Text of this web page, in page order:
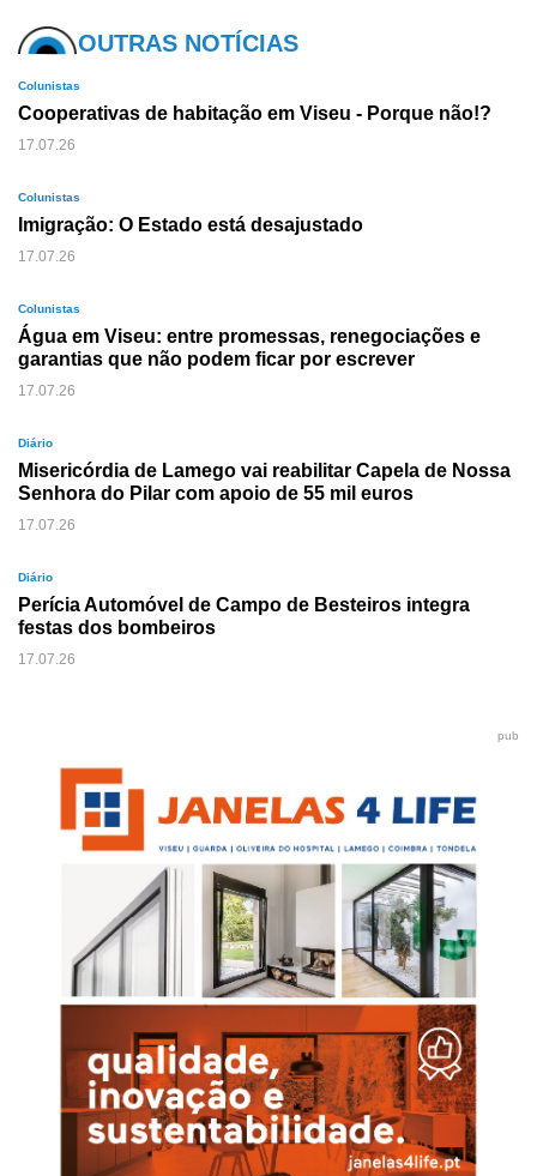
OUTRAS NOTÍCIAS
Colunistas
Cooperativas de habitação em Viseu - Porque não!?
17.07.26
Colunistas
Imigração: O Estado está desajustado
17.07.26
Colunistas
Água em Viseu: entre promessas, renegociações e
garantias que não podem ficar por escrever
17.07.26
Diário
Misericórdia de Lamego vai reabilitar Capela de Nossa
Senhora do Pilar com apoio de 55 mil euros
17.07.26
Diário
Perícia Automóvel de Campo de Besteiros integra
festas dos bombeiros
17.07.26
pub